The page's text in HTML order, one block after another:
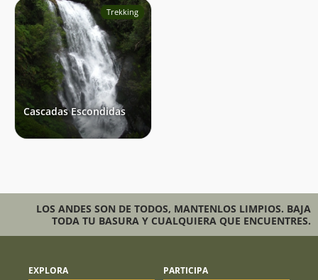
Trekking
Cascadas Escondidas
LOS ANDES SON DE TODOS, MANTENLOS LIMPIOS. BAJA
TODA TU BASURA Y CUALQUIERA QUE ENCUENTRES.
EXPLORA PARTICIPA